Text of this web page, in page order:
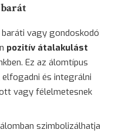
vagy gondoskodó
pozitív átalakulást
Ez az álomtípus
és integrálni
vagy félelmetesnek
szimbolizálhatja